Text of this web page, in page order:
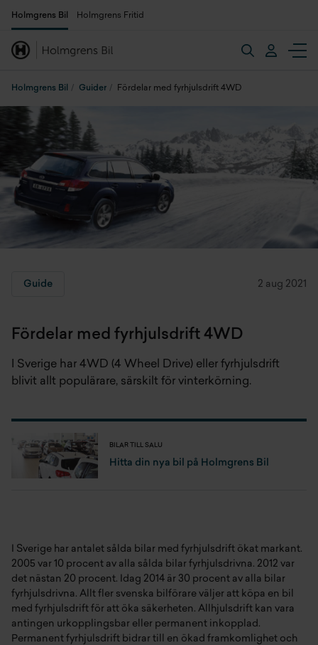
Holmgrens Bil Holmgrens Fritid
Holmgrens Bil Guider Fördelar med fyrhjulsdrift 4WD
Guide 2 aug 2021
Fördelar med fyrhjulsdrift 4WD
I Sverige har 4WD (4 Wheel Drive) eller fyrhjulsdrift
blivit allt populärare, särskilt för vinterkörning.
BILAR TILL SALU
Hitta din nya bil på Holmgrens Bil
I Sverige har antalet sålda bilar med fyrhjulsdrift ökat markant.
2005 var 10 procent av alla sålda bilar fyrhjulsdrivna. 2012 var
det nästan 20 procent. Idag 2014 är 30 procent av alla bilar
fyrhjulsdrivna. Allt fler svenska bilförare väljer att köpa en bil
med fyrhjulsdrift för att öka säkerheten. Allhjulsdrift kan vara
antingen urkopplingsbar eller permanent inkopplad.
Permanent fyrhjulsdrift bidrar till en ökad framkomlighet och